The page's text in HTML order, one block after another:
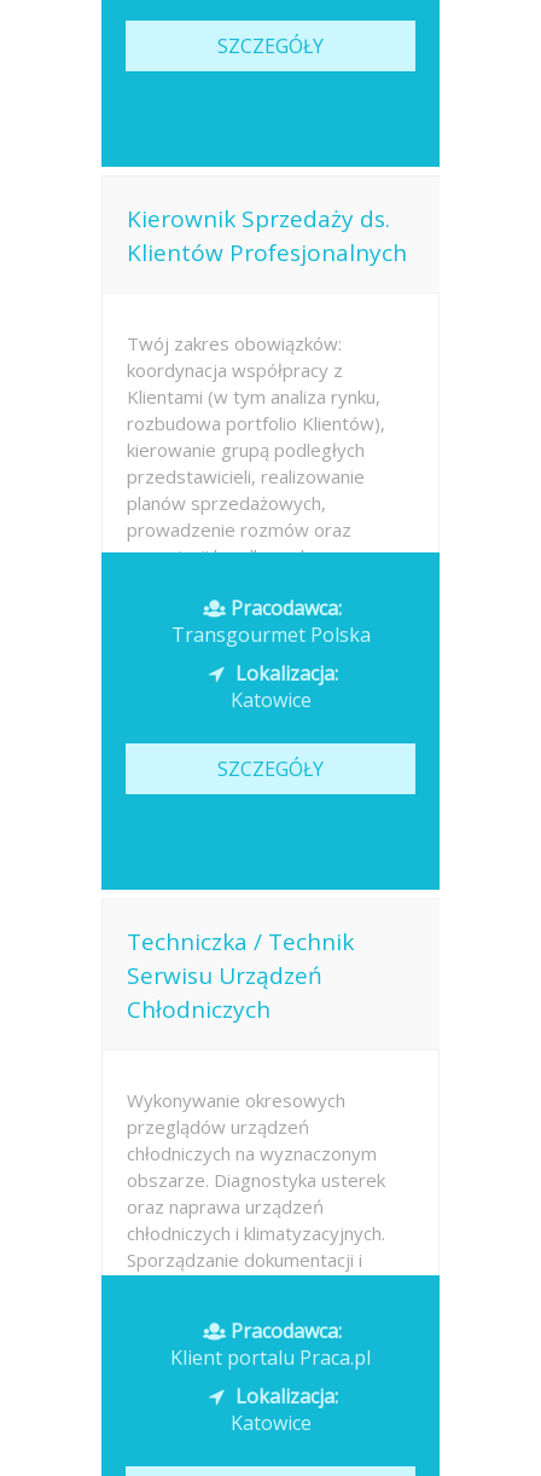
SZCZEGÓŁY
Kierownik Sprzedaży ds.
Klientów Profesjonalnych
Twój zakres obowiązków:
koordynacja współpracy z
Klientami (w tym analiza rynku,
rozbudowa portfolio Klientów),
kierowanie grupą podległych
przedstawicieli, realizowanie
planów sprzedażowych,
prowadzenie rozmów oraz
negocjacji handlowych,
Opublikowano: 2026-07-13
Pracodawca:
Transgourmet Polska
Lokalizacja:
Katowice
SZCZEGÓŁY
Techniczka / Technik
Serwisu Urządzeń
Chłodniczych
Wykonywanie okresowych
przeglądów urządzeń
chłodniczych na wyznaczonym
obszarze. Diagnostyka usterek
oraz naprawa urządzeń
chłodniczych i klimatyzacyjnych.
Sporządzanie dokumentacji i
serwisowego...
Opublikowano: 2026-07-13
Pracodawca:
Klient portalu Praca.pl
Lokalizacja:
Katowice